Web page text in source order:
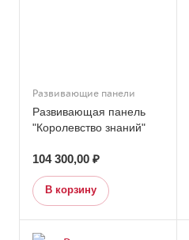
Развивающие панели
Развивающая панель
"Королевство знаний"
104 300,00 ₽
В корзину